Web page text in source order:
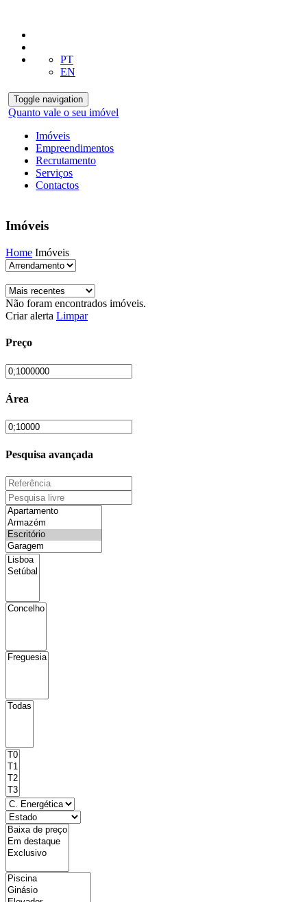
PT
EN
Toggle navigation
Quanto vale o seu imóvel
Imóveis
Empreendimentos
Recrutamento
Serviços
Contactos
Imóveis
Home Imóveis
Não foram encontrados imóveis.
Criar alerta Limpar
Preço
Área
Pesquisa avançada